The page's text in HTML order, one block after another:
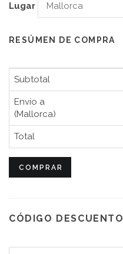
Lugar
RESÚMEN DE COMPRA
Subtotal
Envío a
(Mallorca)
Total
COMPRAR
CÓDIGO DESCUENTO